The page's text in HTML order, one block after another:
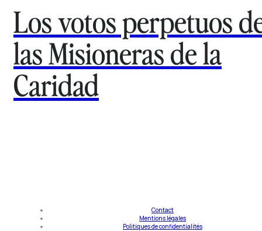
Los votos perpetuos
las Misioneras de la
Caridad
Contact
Mentions légales
Politiques de confidentialités